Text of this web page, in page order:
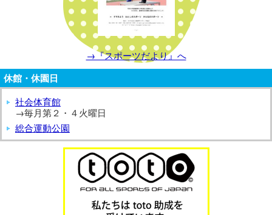
→『スポーツだより』へ
休館・休園日
社会体育館
→毎月第２・４火曜日
総合運動公園